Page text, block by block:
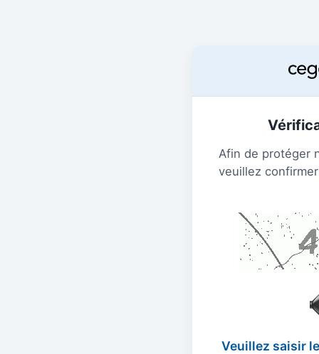
Afin de protéger
veuillez
Veuillez saisir